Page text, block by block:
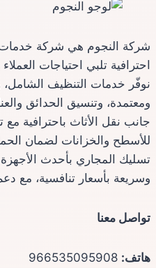
شركة النجوم هي شركة خدمات
احترافية تلبي احتياجات
نوفّر خدمات التنظيف
ومعتمدة، وتنسيق الحدائق
جانب نقل الأثاث باحترافية
للأسطح والخزانات لضمان
تسليك المجاري بأحدث
وسريعة بأسعار تنافسية، مع
تواصل معنا
هاتف: